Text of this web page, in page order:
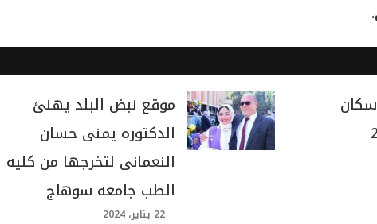
موقع نبض البلد يهنئ
الدكتوره يمنى حسان
النعمانى لتخرجها من كليه
الطب جامعه سوهاج
22 يناير، 2024